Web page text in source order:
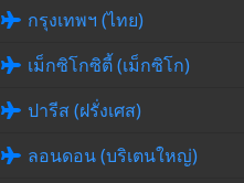
กรุงเทพฯ (ไทย)
เม็กซิโกซิตี้ (เม็กซิโก)
ปารีส (ฝรั่งเศส)
ลอนดอน (บริเตนใหญ่)